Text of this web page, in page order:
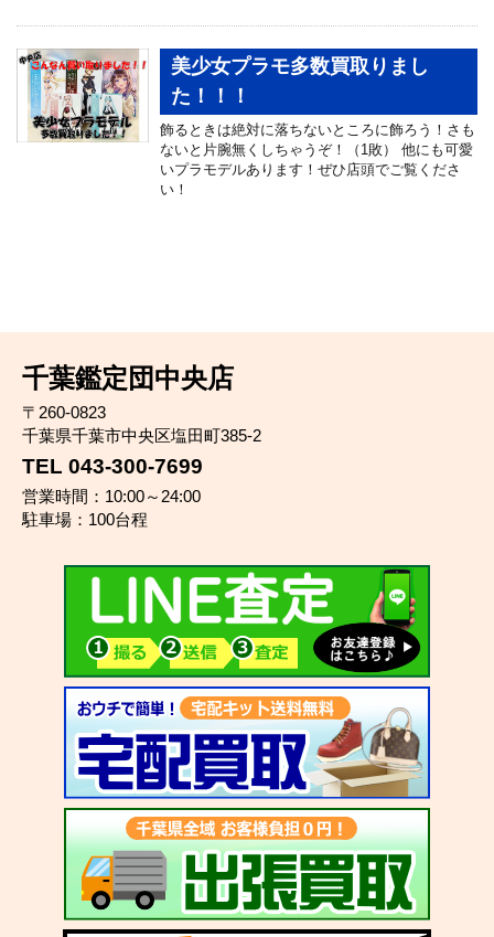
美少女プラモ多数買取りまし
た！！！
飾るときは絶対に落ちないところに飾ろう！さも
ないと片腕無くしちゃうぞ！（1敗） 他にも可愛
いプラモデルあります！ぜひ店頭でご覧くださ
い！
千葉鑑定団中央店
〒260-0823
千葉県千葉市中央区塩田町385-2
TEL 043-300-7699
営業時間：10:00～24:00
駐車場：100台程